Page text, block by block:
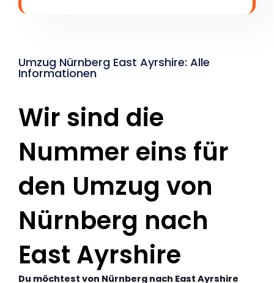
Umzug Nürnberg East Ayrshire: Alle
Informationen
Wir sind die
Nummer eins für
den Umzug von
Nürnberg nach
East Ayrshire
Du möchtest von Nürnberg nach East Ayrshire